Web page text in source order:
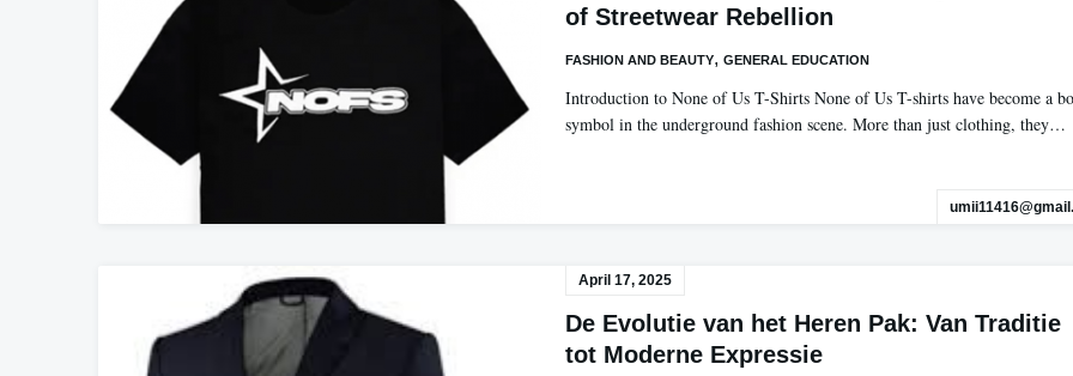
of Streetwear Rebellion
FASHION AND BEAUTY, GENERAL EDUCATION
Introduction to None of Us T-Shirts None of Us T-shirts have become a
symbol in the underground fashion scene. More than just clothing, they…
April 17, 2025
De Evolutie van het Heren Pak: Van Traditie
tot Moderne Expressie